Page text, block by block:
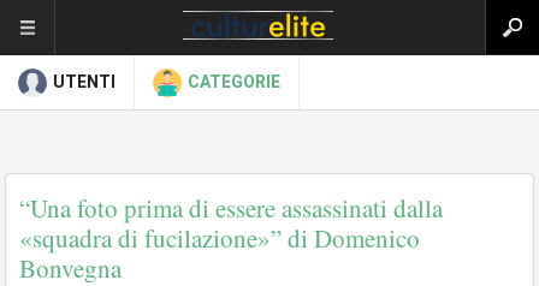
UTENTI CATEGORIE
“Una foto prima di essere assassinati dalla
«squadra di fucilazione»” di Domenico
Bonvegna